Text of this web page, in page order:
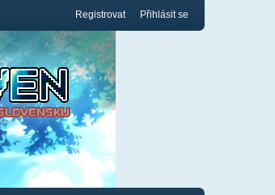
Registrovat Přihlásit se